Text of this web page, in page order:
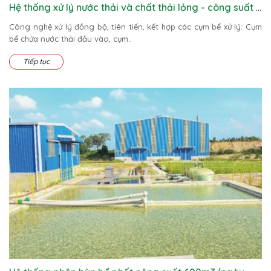
Hệ thống xử lý nước thải và chất thải lỏng - công suất 30m3/h
Công nghệ xử lý đồng bộ, tiên tiến, kết hợp các cụm bể xử lý: Cụm
bể chứa nước thải đầu vào, cụm..
Tiếp tục